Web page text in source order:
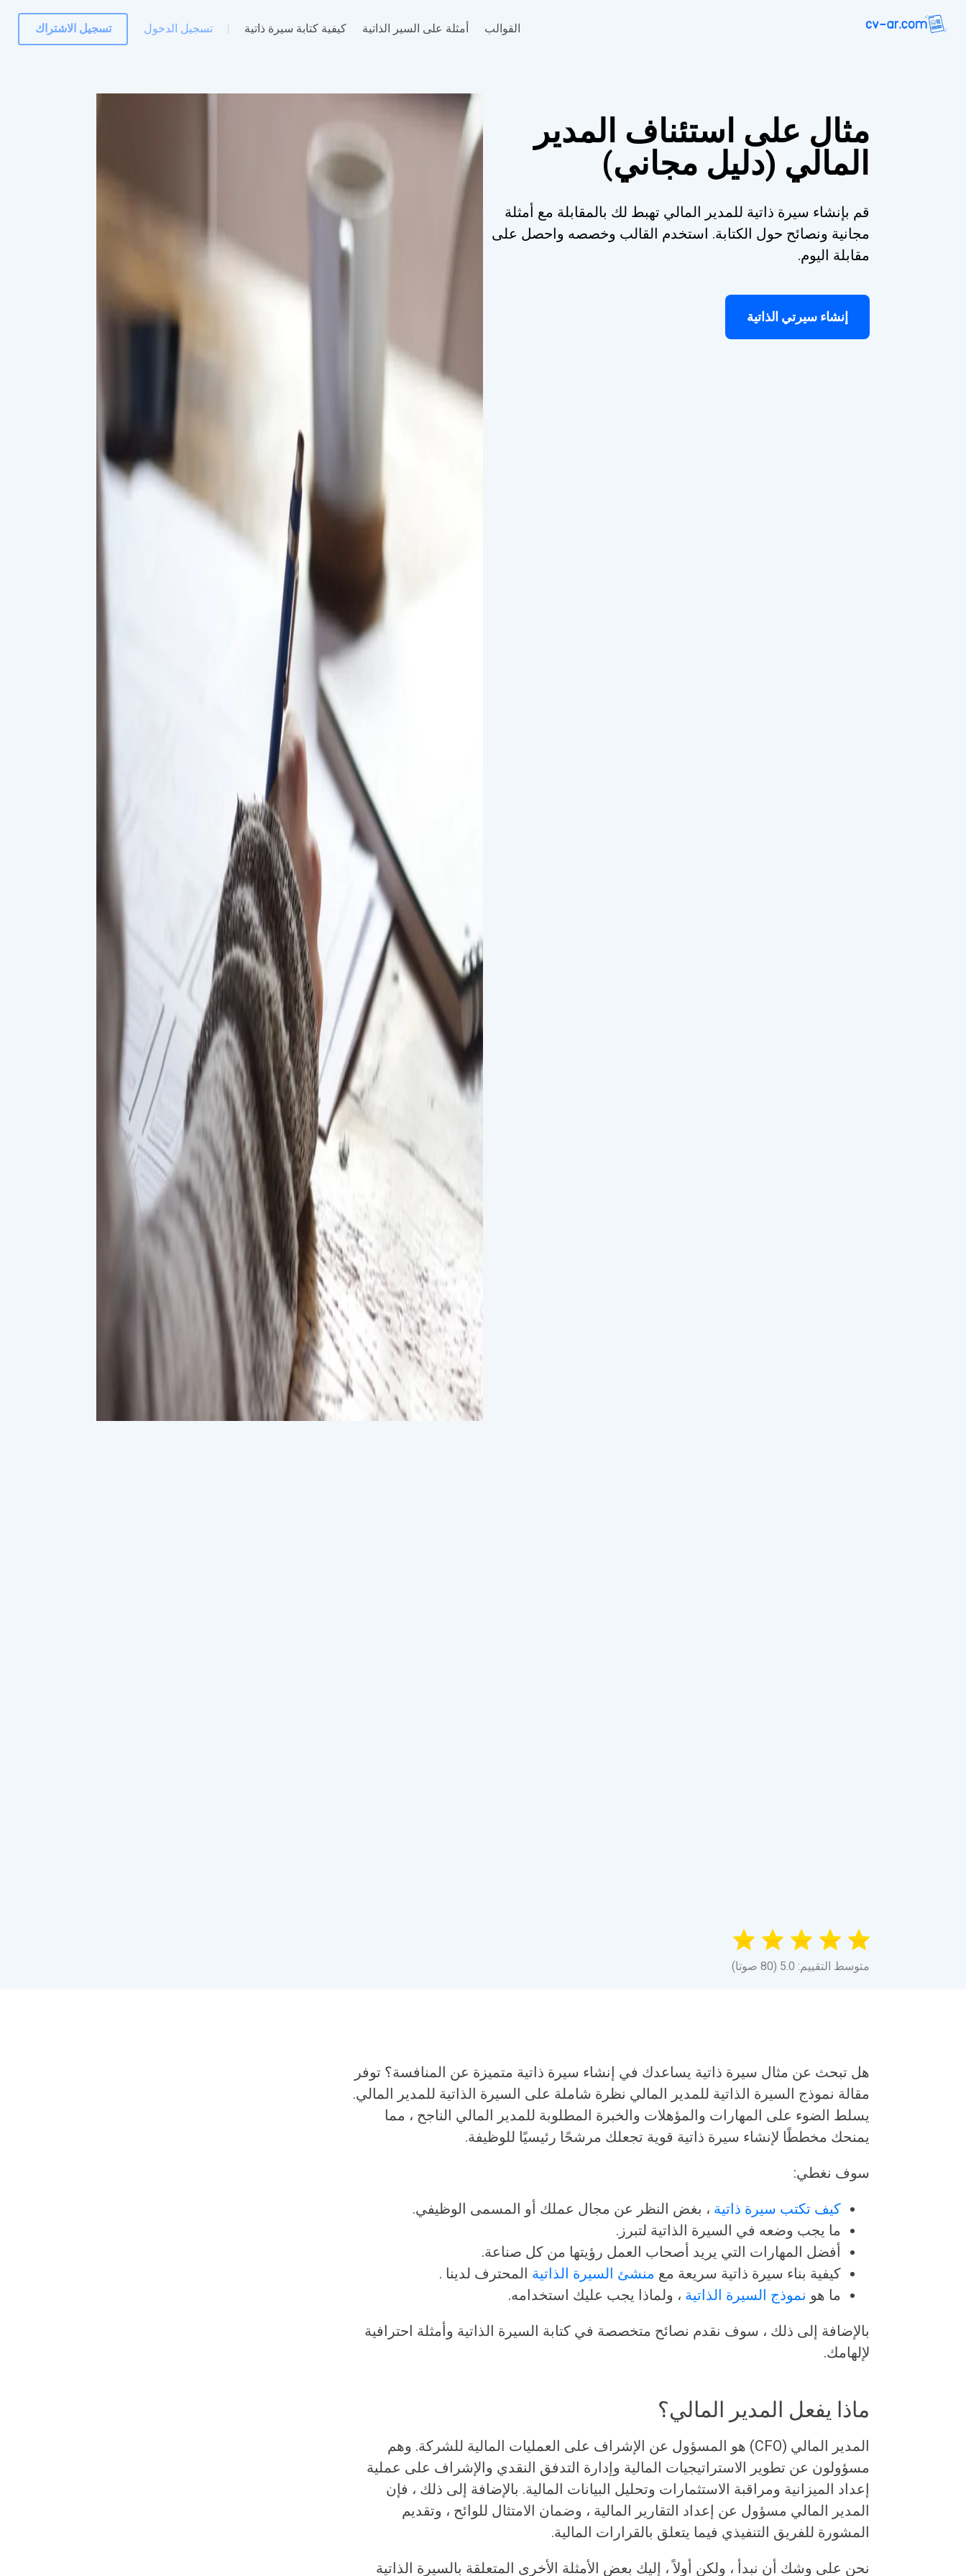
القوالب أمثلة على السير الذاتية كيفية كتابة سيرة ذاتية تسجيل الدخول تسجيل الاشتراك
مثال على استئناف المدير
المالي (دليل مجاني)
قم بإنشاء سيرة ذاتية للمدير المالي تهبط لك بالمقابلة مع أمثلة
مجانية ونصائح حول الكتابة. استخدم القالب وخصصه واحصل على
مقابلة اليوم.
إنشاء سيرتي الذاتية
متوسط التقييم: 5.0 (80 صوتا)
هل تبحث عن مثال سيرة ذاتية يساعدك في إنشاء سيرة ذاتية متميزة عن المنافسة؟ توفر
مقالة نموذج السيرة الذاتية للمدير المالي نظرة شاملة على السيرة الذاتية للمدير المالي.
يسلط الضوء على المهارات والمؤهلات والخبرة المطلوبة للمدير المالي الناجح ، مما
يمنحك مخططًا لإنشاء سيرة ذاتية قوية تجعلك مرشحًا رئيسيًا للوظيفة.
سوف نغطي:
كيف تكتب سيرة ذاتية ، بغض النظر عن مجال عملك أو المسمى الوظيفي.
ما يجب وضعه في السيرة الذاتية لتبرز.
أفضل المهارات التي يريد أصحاب العمل رؤيتها من كل صناعة.
كيفية بناء سيرة ذاتية سريعة مع منشئ السيرة الذاتية المحترف لدينا .
ما هو نموذج السيرة الذاتية ، ولماذا يجب عليك استخدامه.
بالإضافة إلى ذلك ، سوف نقدم نصائح متخصصة في كتابة السيرة الذاتية وأمثلة احترافية
لإلهامك.
ماذا يفعل المدير المالي؟
المدير المالي (CFO) هو المسؤول عن الإشراف على العمليات المالية للشركة. وهم
مسؤولون عن تطوير الاستراتيجيات المالية وإدارة التدفق النقدي والإشراف على عملية
إعداد الميزانية ومراقبة الاستثمارات وتحليل البيانات المالية. بالإضافة إلى ذلك ، فإن
المدير المالي مسؤول عن إعداد التقارير المالية ، وضمان الامتثال للوائح ، وتقديم
المشورة للفريق التنفيذي فيما يتعلق بالقرارات المالية.
نحن على وشك أن نبدأ ، ولكن أولاً ، إليك بعض الأمثلة الأخرى المتعلقة بالسيرة الذاتية